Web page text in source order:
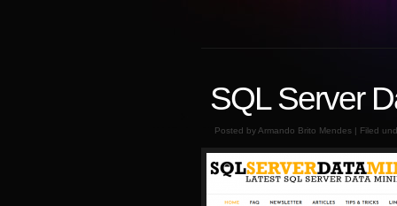
SQL Server
Posted by Armando Brito Mendes | Filed